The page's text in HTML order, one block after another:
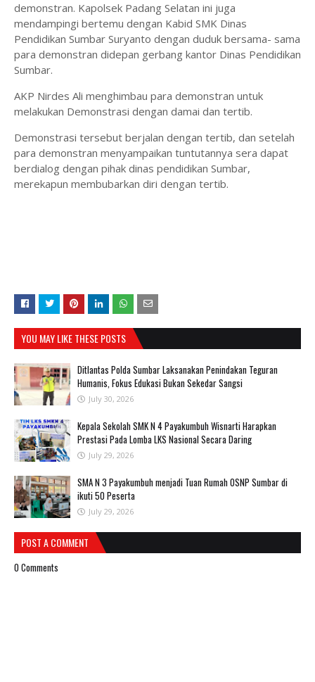
demonstran. Kapolsek Padang Selatan ini juga
mendampingi bertemu dengan Kabid SMK Dinas
Pendidikan Sumbar Suryanto dengan duduk bersama- sama
para demonstran didepan gerbang kantor Dinas Pendidikan
Sumbar.
AKP Nirdes Ali menghimbau para demonstran untuk
melakukan Demonstrasi dengan damai dan tertib.
Demonstrasi tersebut berjalan dengan tertib, dan setelah
para demonstran menyampaikan tuntutannya sera dapat
berdialog dengan pihak dinas pendidikan Sumbar,
merekapun membubarkan diri dengan tertib.
YOU MAY LIKE THESE POSTS
Ditlantas Polda Sumbar Laksanakan Penindakan Teguran
Humanis, Fokus Edukasi Bukan Sekedar Sangsi
July 30, 2026
Kepala Sekolah SMK N 4 Payakumbuh Wisnarti Harapkan
Prestasi Pada Lomba LKS Nasional Secara Daring
July 29, 2026
SMA N 3 Payakumbuh menjadi Tuan Rumah OSNP Sumbar di
ikuti 50 Peserta
July 29, 2026
POST A COMMENT
0 Comments